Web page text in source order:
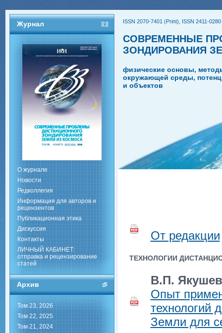
Журнал
О журнале
Новости
Редколлегия
Информация для авторов и
рецензентов
Публикационная этика
Дискуссия
Контакты
ЛИЧНЫЙ КАБИНЕТ:
отправка и рецензирование
статей
Архив
Том 23, 2026
Том 22, 2025
Том 21, 2024
ISSN 2070-7401 (Print), ISSN 2411-
СОВРЕМЕННЫЕ
ЗОНДИРОВАНИЯ
физические основы,
окружающей среды,
и объектов
От редакции
ТЕХНОЛОГИИ
В.П.
Опыт
технологий
Земли для